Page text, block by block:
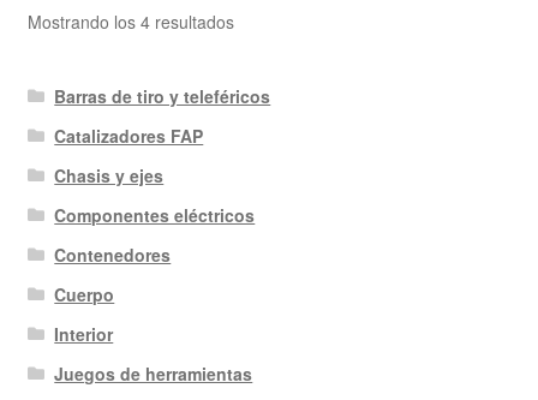
Mostrando los 4 resultadosOrdenado
últimos
Barras de tiro y teleféricos
Catalizadores FAP
Chasis y ejes
Componentes eléctricos
Contenedores
Cuerpo
Interior
Juegos de herramientas